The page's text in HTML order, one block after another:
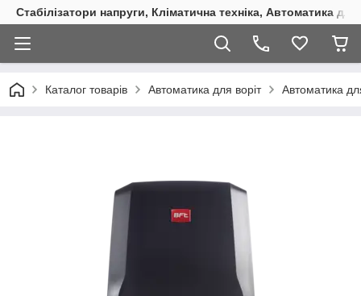
Стабілізатори напруги, Кліматична техніка, Автоматика
Каталог товарів Автоматика для воріт Автоматика